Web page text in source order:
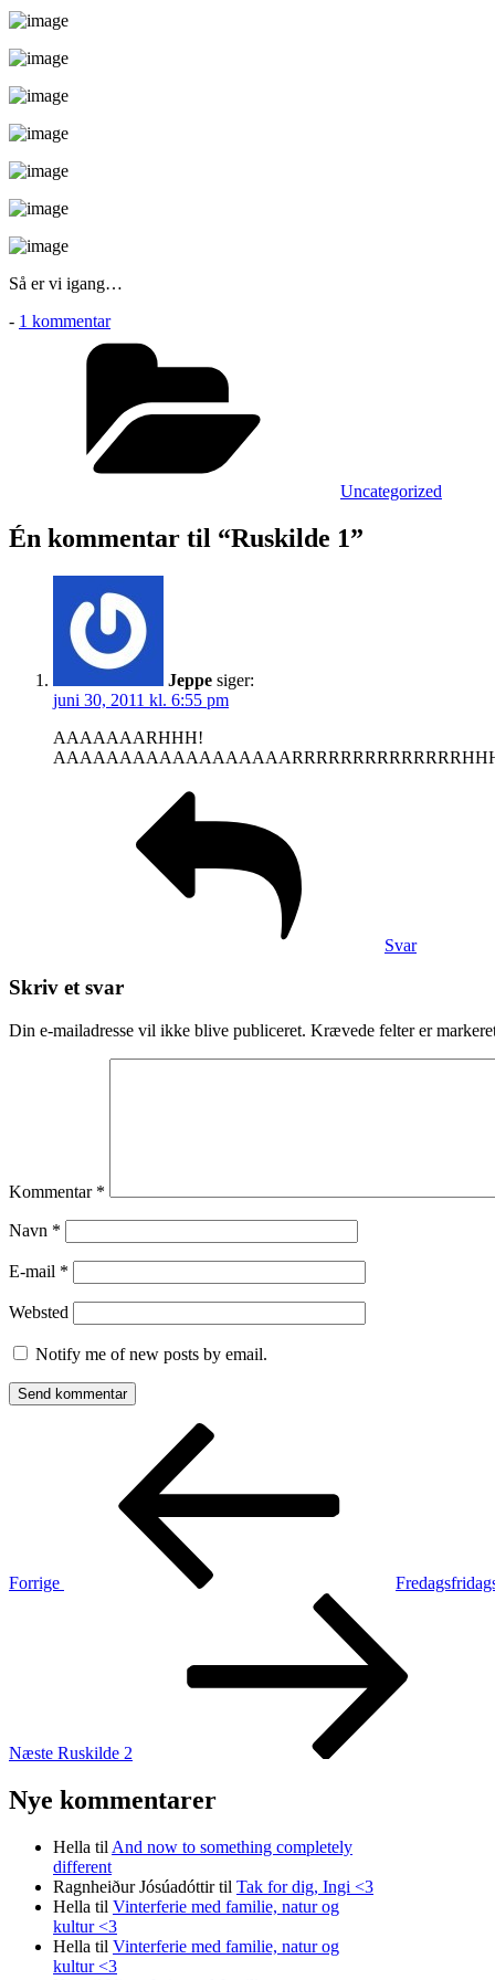
Så er vi igang…
- 1 kommentartil
Ruskilde
Uncategorized
Én kommentar til “Ruskilde 1”
Jeppe siger:
juni 30, 2011 kl. 6:55 pm
AAAAAAARHHH!
Svar
Skriv et svar
Din e-mailadresse vil ikke blive publiceret. Krævede felter er
Kommentar *
Navn *
E-mail *
Websted
Notify me of new posts by email.
Indlægsnavigation
Forrige
Næste Ruskilde 2
Nye kommentarer
Hella til And now to something completely
different
Ragnheiður Jósúadóttirtil Tak for dig, Ingi <3
Hella til Vinterferie med familie, natur og
kultur <3
Hella til Vinterferie med familie, natur og
kultur <3